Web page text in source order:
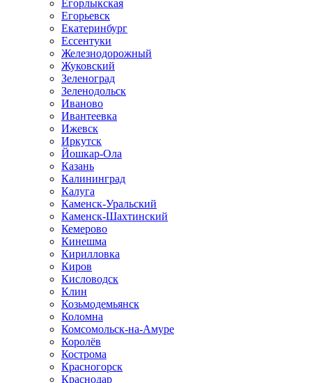
Егорлыкская
Егорьевск
Екатеринбург
Ессентуки
Железнодорожный
Жуковский
Зеленоград
Зеленодольск
Иваново
Ивантеевка
Ижевск
Иркутск
Йошкар-Ола
Казань
Калининград
Калуга
Каменск-Уральский
Каменск-Шахтинский
Кемерово
Кинешма
Кирилловка
Киров
Кисловодск
Клин
Козьмодемьянск
Коломна
Комсомольск-на-Амуре
Королёв
Кострома
Красногорск
Краснодар